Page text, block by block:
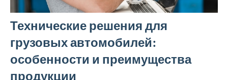
Технические решения для
грузовых автомобилей:
особенности и преимущества
продукции